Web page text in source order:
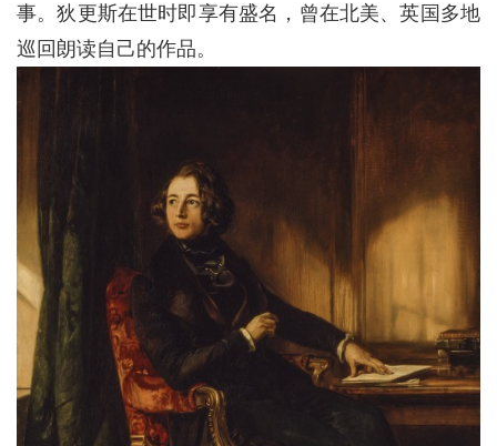
事。狄更斯在世时即享有盛名，曾在北美、英国多地
巡回朗读自己的作品。